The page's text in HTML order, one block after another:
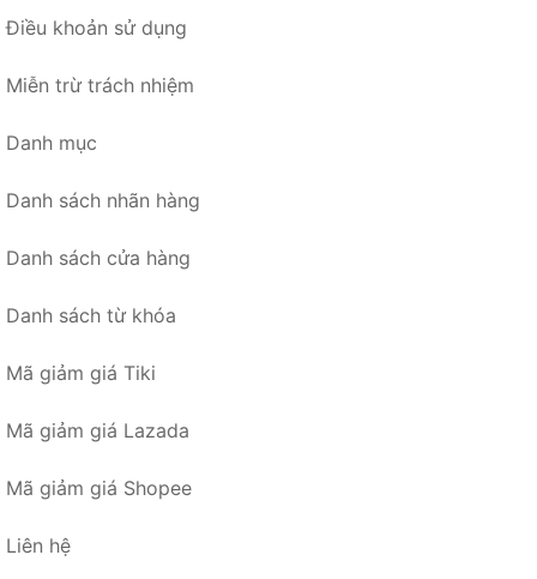
Điều khoản sử dụng
Miễn trừ trách nhiệm
Danh mục
Danh sách nhãn hàng
Danh sách cửa hàng
Danh sách từ khóa
Mã giảm giá Tiki
Mã giảm giá Lazada
Mã giảm giá Shopee
Liên hệ